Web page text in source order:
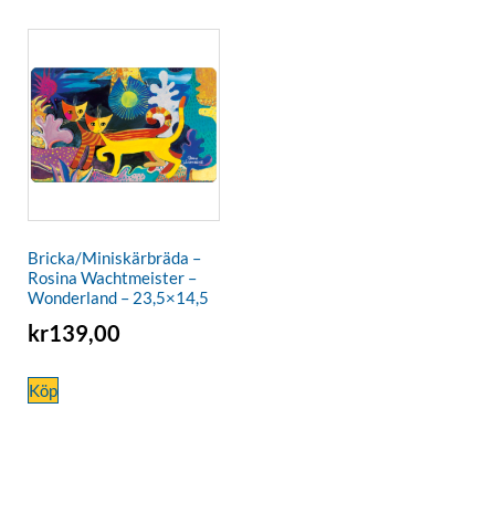
Bricka/Miniskärbräda –
Rosina Wachtmeister –
Wonderland – 23,5×14,5
kr139,00
Köp